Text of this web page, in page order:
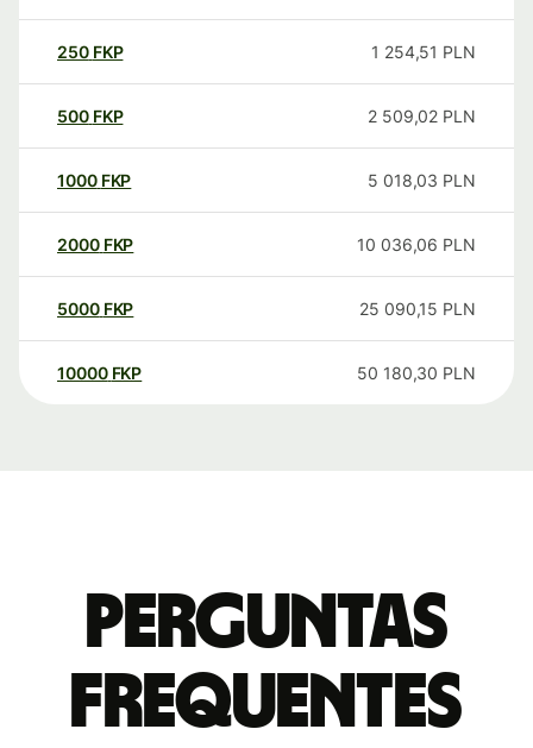
250 FKP 1 254,51 PLN
500 FKP 2 509,02 PLN
1000 FKP 5 018,03 PLN
2000 FKP 10 036,06 PLN
5000 FKP 25 090,15 PLN
10000 FKP 50 180,30 PLN
Perguntas
frequentes